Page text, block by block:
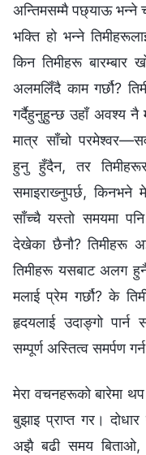
अन्तिमसम्‍मै पछ्याऊ भन्‍ने
भक्ति हो भन्‍ने
किन तिमीहरू
अलमलिँदै काम गर्छौ?
गर्दैहुनुहुन्छ उहाँ अवश्य नै
मात्र साँचो
हुनु हुँदैन, तर
समाइराख्‍नुपर्छ,
साँच्‍चै यस्तो समयमा
देखेका छैनौ? तिमीहरू
तिमीहरू यसबाट अलग
मलाई प्रेम गर्छौ? के
हृदयलाई उदाङ्गो
सम्पूर्ण अस्तित्व समर्पण
मेरा वचनहरूको बारेमा
बुझाइ प्राप्त गर।
अझै बढी समय बिताओ,